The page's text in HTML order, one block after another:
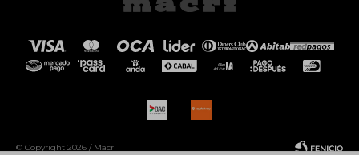
© Copyright 2026 / Macri